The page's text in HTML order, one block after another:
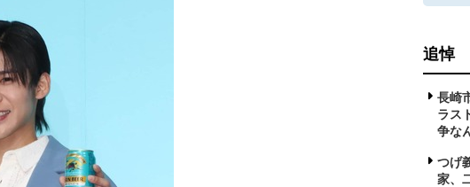
追悼
長崎
ラス
争な
つげ
家、